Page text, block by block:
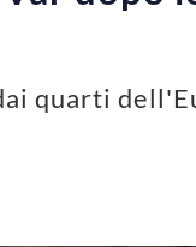
quarti